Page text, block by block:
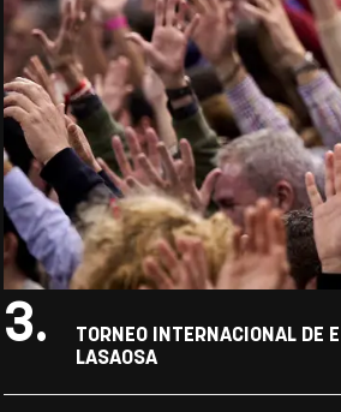
3.
TORNEO INTERNACIONAL DE
LASAOSA